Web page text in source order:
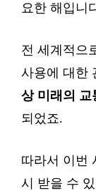
요한 해입니
전 세계적으
사용에 대한
상 미래의 교
되었죠.
따라서 이번
시 받을 수